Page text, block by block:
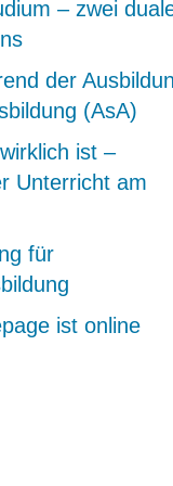
– zwei
der
(AsA)
ist –
Unterricht am
für
ist online